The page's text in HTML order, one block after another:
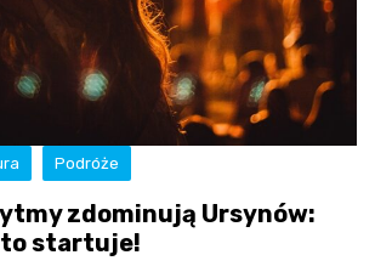
Podróże
zdominują Ursynów:
startuje!